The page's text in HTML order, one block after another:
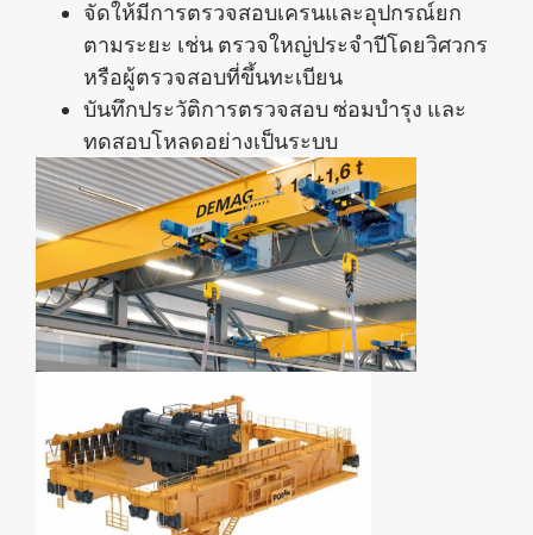
จัดให้มีการตรวจสอบเครนและอุปกรณ์ยก
ตามระยะ เช่น ตรวจใหญ่ประจำปีโดยวิศวกร
หรือผู้ตรวจสอบที่ขึ้นทะเบียน
บันทึกประวัติการตรวจสอบ ซ่อมบำรุง และ
ทดสอบโหลดอย่างเป็นระบบ